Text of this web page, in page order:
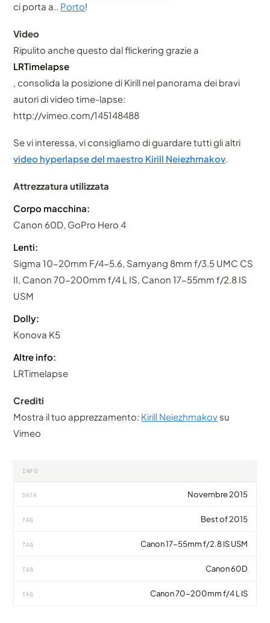
ci porta a.. Porto!
Video
Ripulito anche questo dal flickering grazie a
LRTimelapse
, consolida la posizione di Kirill nel panorama dei bravi
autori di video time-lapse:
http://vimeo.com/145148488
Se vi interessa, vi consigliamo di guardare tutti gli altri
video hyperlapse del maestro Kirill Neiezhmakov.
Attrezzatura utilizzata
Corpo macchina:
Canon 60D, GoPro Hero 4
Lenti:
Sigma 10-20mm F/4-5.6, Samyang 8mm f/3.5 UMC CS
II, Canon 70-200mm f/4 L IS, Canon 17-55mm f/2.8 IS
USM
Dolly:
Konova K5
Altre info:
LRTimelapse
Crediti
Mostra il tuo apprezzamento: Kirill Neiezhmakov su
Vimeo
INFO
DATA Novembre 2015
TAG Best of 2015
TAG Canon 17-55mm f/2.8 IS USM
TAG Canon 60D
TAG Canon 70-200mm f/4 L IS